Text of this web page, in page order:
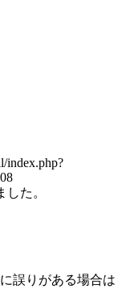
index.php?
した。
誤りがある場合は